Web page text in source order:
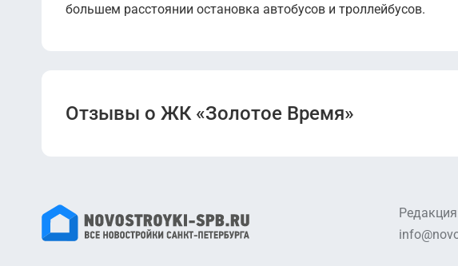
большем расстоянии остановка автобусов и троллейбусов.
Отзывы о ЖК «Золотое Время»